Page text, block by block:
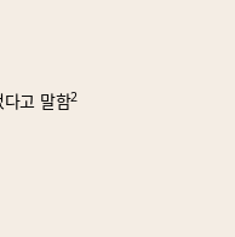
고 말함2